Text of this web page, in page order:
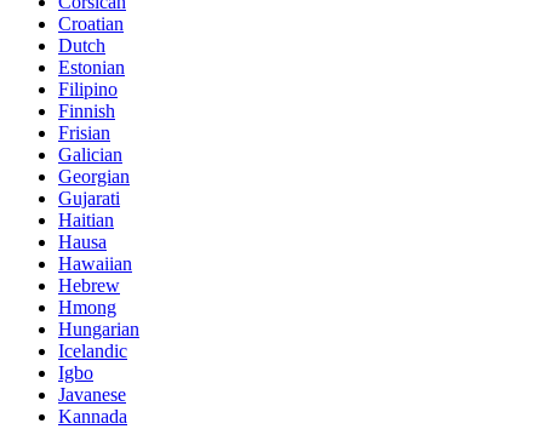
Croatian
Dutch
Estonian
Filipino
Finnish
Frisian
Galician
Georgian
Gujarati
Haitian
Hausa
Hawaiian
Hebrew
Hmong
Hungarian
Icelandic
Igbo
Javanese
Kannada